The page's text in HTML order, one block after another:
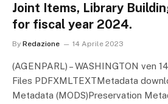
Joint Items, Library
for fiscal year 2024.
By Redazione 14 Aprile 2023
(AGENPARL) – WASHINGTON ven
Files PDFXMLTEXTMetadata
Metadata (MODS)Preservation